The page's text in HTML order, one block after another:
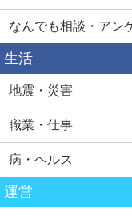
なんでも相談・アン
生活
地震・災害
職業・仕事
病・ヘルス
運営